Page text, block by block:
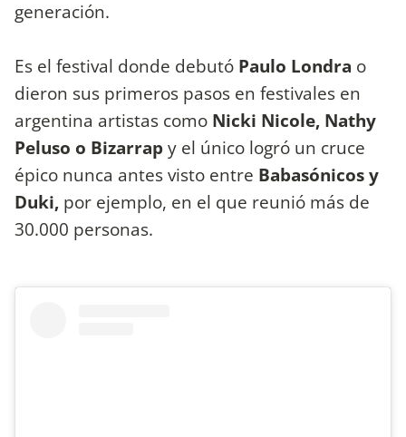
generación.
Es el festival donde debutó Paulo Londra o
dieron sus primeros pasos en festivales en
argentina artistas como Nicki Nicole, Nathy
Peluso o Bizarrapy el único logró un cruce
épico nunca antes visto entre Babasónicos y
Duki, por ejemplo, en el que reunió más de
30.000 personas.